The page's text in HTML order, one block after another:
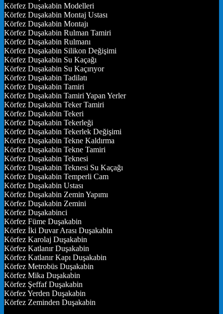
Körfez Duşakabin Modelleri
Körfez Duşakabin Montaj Ustası
Körfez Duşakabin Montajı
Körfez Duşakabin Rulman Tamiri
Körfez Duşakabin Rulmanı
Körfez Duşakabin Silikon Değişimi
Körfez Duşakabin Su Kaçağı
Körfez Duşakabin Su Kaçırıyor
Körfez Duşakabin Tadilatı
Körfez Duşakabin Tamiri
Körfez Duşakabin Tamiri Yapan Yerler
Körfez Duşakabin Teker Tamiri
Körfez Duşakabin Tekeri
Körfez Duşakabin Tekerleği
Körfez Duşakabin Tekerlek Değişimi
Körfez Duşakabin Tekne Kaldırma
Körfez Duşakabin Tekne Tamiri
Körfez Duşakabin Teknesi
Körfez Duşakabin Teknesi Su Kaçağı
Körfez Duşakabin Temperli Cam
Körfez Duşakabin Ustası
Körfez Duşakabin Zemin Yapımı
Körfez Duşakabin Zemini
Körfez Duşakabinci
Körfez Füme Duşakabin
Körfez İki Duvar Arası Duşakabin
Körfez Karolaj Duşakabin
Körfez Katlanır Duşakabin
Körfez Katlanır Kapı Duşakabin
Körfez Metrobüs Duşakabin
Körfez Mika Duşakabin
Körfez Şeffaf Duşakabin
Körfez Yerden Duşakabin
Körfez Zeminden Duşakabin